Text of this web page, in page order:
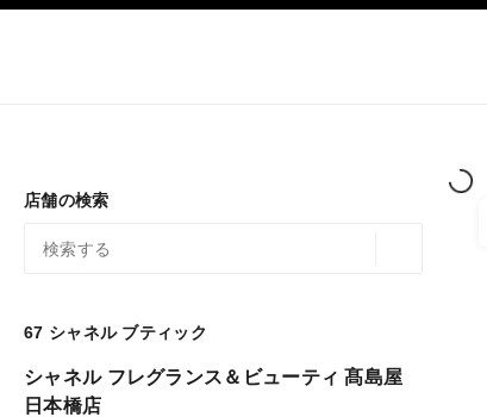
店舗の検索
67 シャネル ブティック
フィルターへ
シャネル フレグランス＆ビューティ 髙島屋
日本橋店